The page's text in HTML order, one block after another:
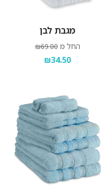
מגבת לבן
החל מ ₪69.00
₪34.50